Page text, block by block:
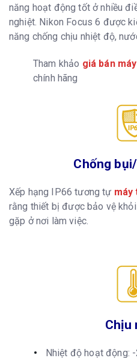
năng hoạt động tốt ở nhiều
nghiệt. Nikon Focus 6 được
năng chống chịu nhiệt độ,
Tham khảo giá bán
chính hãng
Chống
Xếp hạng IP66 tương tự máy
rằng thiết bị được bảo vệ
gặp ở nơi làm việc.
Chịu
Nhiệt độ hoạt động: -